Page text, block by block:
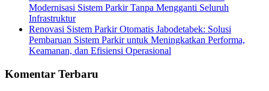
Modernisasi Sistem Parkir Tanpa Mengganti Seluruh
Infrastruktur
Renovasi Sistem Parkir Otomatis Jabodetabek: Solusi
Pembaruan Sistem Parkir untuk Meningkatkan Performa,
Keamanan, dan Efisiensi Operasional
Komentar Terbaru